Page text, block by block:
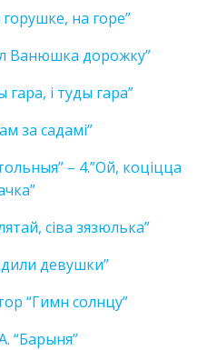
на горе”
Ванюшка дорожку”
гара, i туды гара”
за садамi”
– 4.”Ой, коціцца
сiва зязюлька”
девушки”
“Гимн солнцу”
“Барыня”